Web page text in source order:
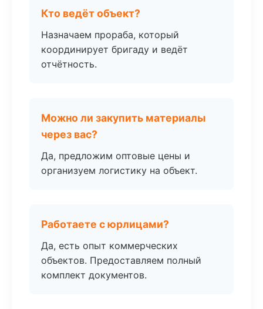
Кто ведёт объект?
Назначаем прораба, который
координирует бригаду и ведёт
отчётность.
Можно ли закупить материалы
через вас?
Да, предложим оптовые цены и
организуем логистику на объект.
Работаете с юрлицами?
Да, есть опыт коммерческих
объектов. Предоставляем полный
комплект документов.